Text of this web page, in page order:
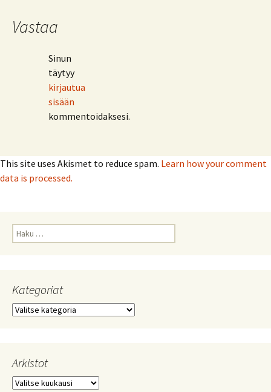
Vastaa
Sinun
täytyy
kirjautua
sisään
kommentoidaksesi.
This site uses Akismet to reduce spam. Learn how your comment
data is processed.
Haku:
Kategoriat
Kategoriat
Arkistot
Arkistot